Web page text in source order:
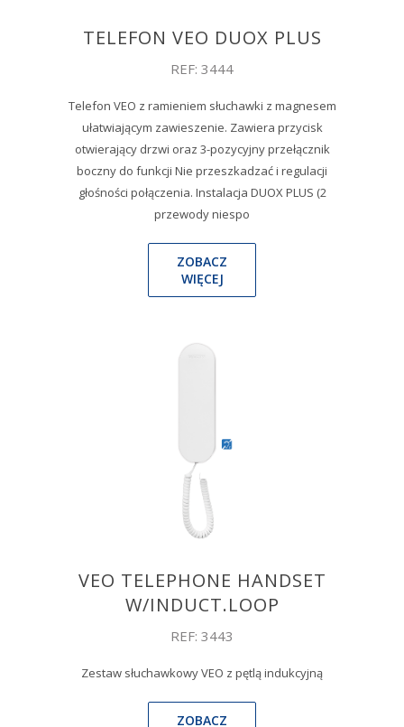
TELEFON VEO DUOX PLUS
REF: 3444
Telefon VEO z ramieniem słuchawki z magnesem
ułatwiającym zawieszenie. Zawiera przycisk
otwierający drzwi oraz 3-pozycyjny przełącznik
boczny do funkcji Nie przeszkadzać i regulacji
głośności połączenia. Instalacja DUOX PLUS (2
przewody niespo
ZOBACZ
WIĘCEJ
VEO TELEPHONE HANDSET
W/INDUCT.LOOP
REF: 3443
Zestaw słuchawkowy VEO z pętlą indukcyjną
ZOBACZ